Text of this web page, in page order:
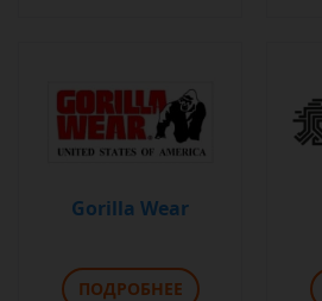
Gorilla Wear
ПОДРОБНЕЕ